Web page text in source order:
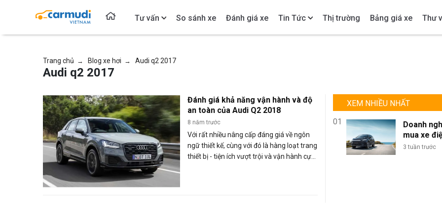
Tư vấn So sánh xe Đánh giá xe Tin Tức Thị trường Bảng giá xe Thư
Trang chủ → Blog xe hơi → Audi q2 2017
Audi q2 2017
Đánh giá khả năng vận hành và độ
an toàn của Audi Q2 2018
8 năm trước
Với rất nhiều nâng cấp đáng giá về ngôn
ngữ thiết kế, cùng với đó là hàng loạt trang
thiết bị - tiện ích vượt trội và vận hành cực
XEM NHIỀU NHẤT
01
Doanh
mua xe
lượng lớn:
3 tuần trước